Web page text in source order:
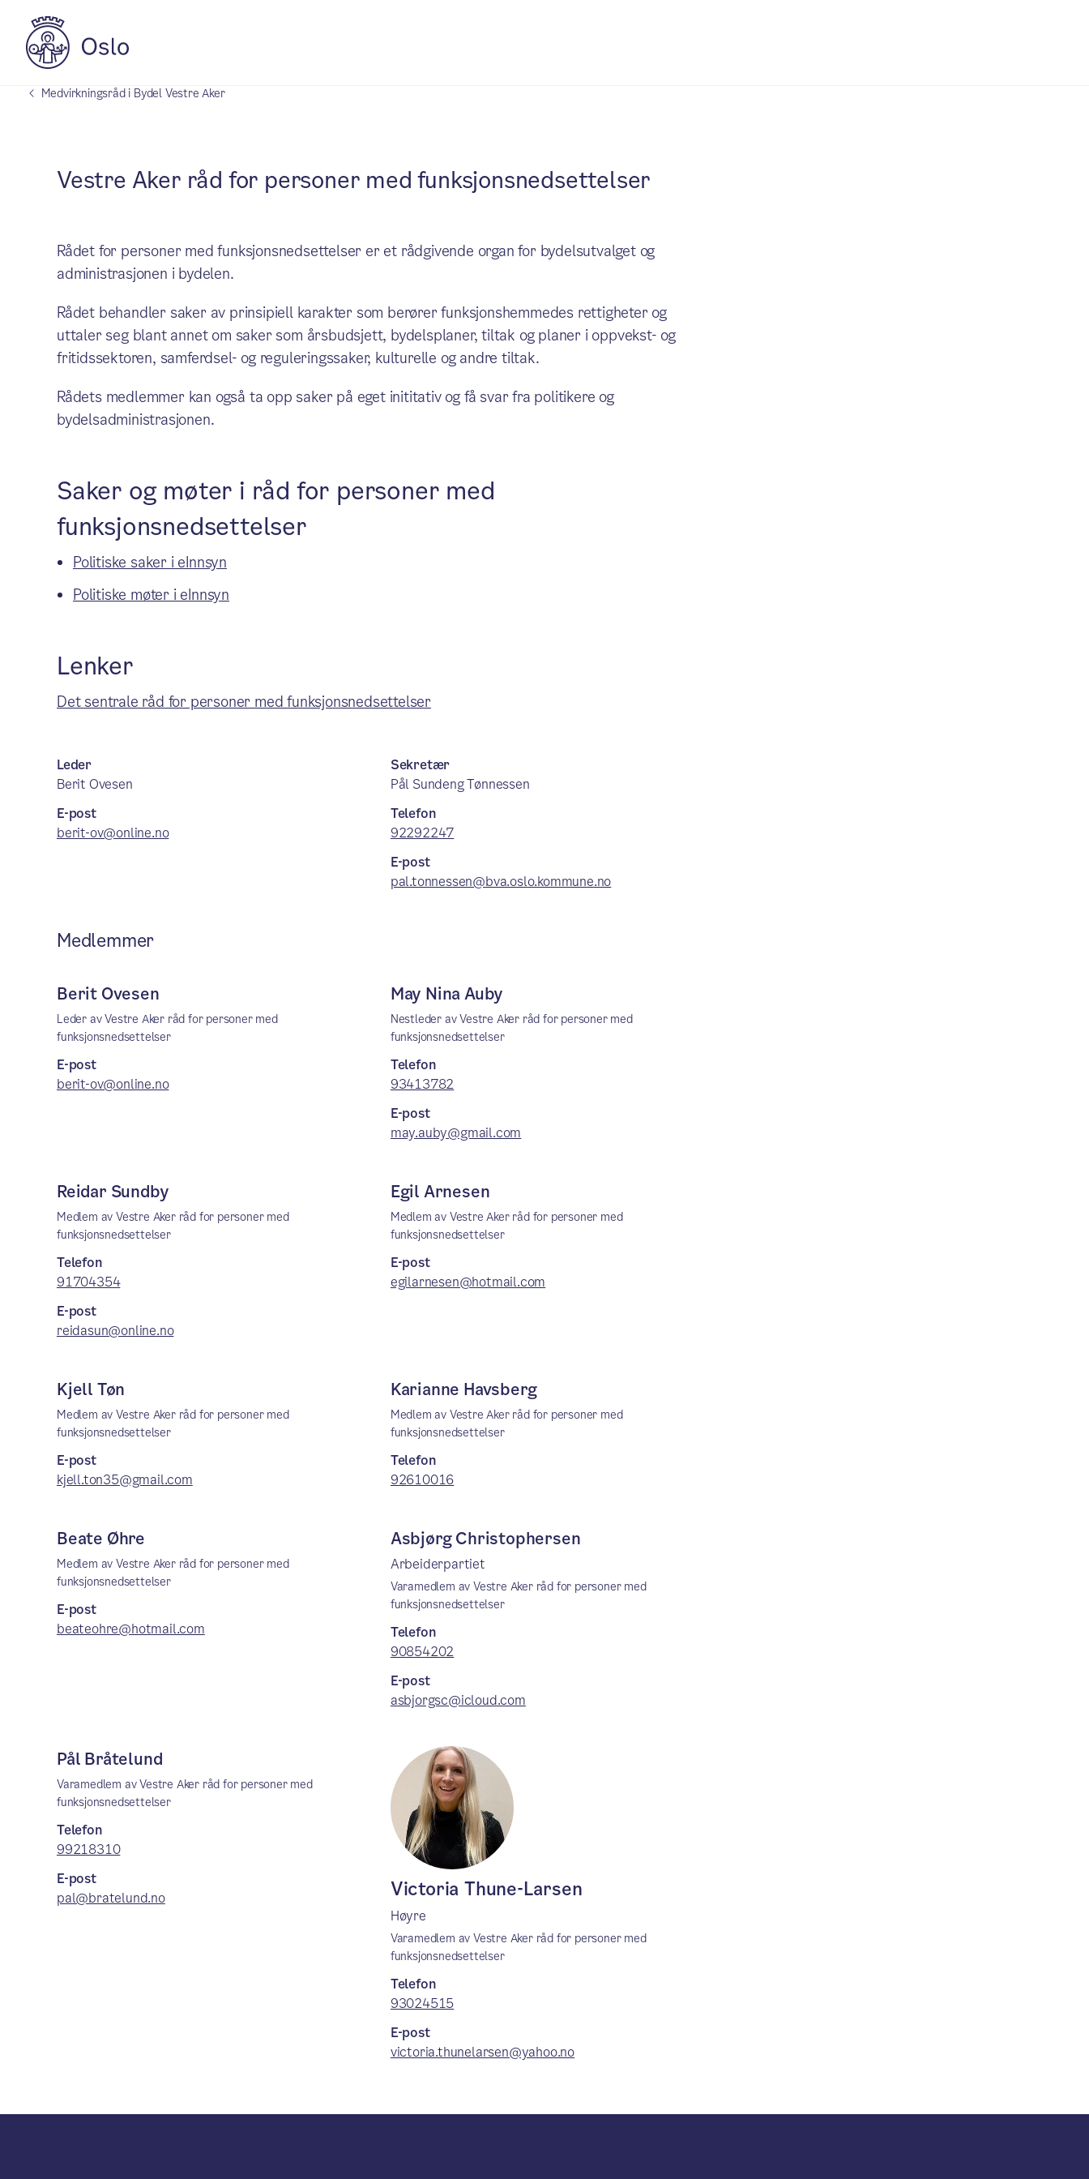
Medvirkningsråd i Bydel Vestre Aker
Vestre Aker råd for personer med funksjonsnedsettelser
Rådet for personer med funksjonsnedsettelser er et rådgivende organ for bydelsutvalget og
administrasjonen i bydelen.
Rådet behandler saker av prinsipiell karakter som berører funksjonshemmedes rettigheter og
uttaler seg blant annet om saker som årsbudsjett, bydelsplaner, tiltak og planer i oppvekst- og
fritidssektoren, samferdsel- og reguleringssaker, kulturelle og andre tiltak.
Rådets medlemmer kan også ta opp saker på eget inititativ og få svar fra politikere og
bydelsadministrasjonen.
Saker og møter i råd for personer med
funksjonsnedsettelser
Politiske saker i eInnsyn
Politiske møter i eInnsyn
Lenker
Det sentrale råd for personer med funksjonsnedsettelser
Leder
Berit Ovesen
E-post
berit-ov@online.no
Sekretær
Pål Sundeng Tønnessen
Telefon
92292247
E-post
pal.tonnessen@bva.oslo.kommune.no
Medlemmer
Berit Ovesen
Leder av Vestre Aker råd for personer med
funksjonsnedsettelser
E-post
berit-ov@online.no
May Nina Auby
Nestleder av Vestre Aker råd for personer med
funksjonsnedsettelser
Telefon
93413782
E-post
may.auby@gmail.com
Reidar Sundby
Medlem av Vestre Aker råd for personer med
funksjonsnedsettelser
Telefon
91704354
E-post
reidasun@online.no
Egil Arnesen
Medlem av Vestre Aker råd for personer med
funksjonsnedsettelser
E-post
egilarnesen@hotmail.com
Kjell Tøn
Medlem av Vestre Aker råd for personer med
funksjonsnedsettelser
E-post
kjell.ton35@gmail.com
Karianne Havsberg
Medlem av Vestre Aker råd for personer med
funksjonsnedsettelser
Telefon
92610016
Beate Øhre
Medlem av Vestre Aker råd for personer med
funksjonsnedsettelser
E-post
beateohre@hotmail.com
Asbjørg Christophersen
Arbeiderpartiet
Varamedlem av Vestre Aker råd for personer med
funksjonsnedsettelser
Telefon
90854202
E-post
asbjorgsc@icloud.com
Pål Bråtelund
Varamedlem av Vestre Aker råd for personer med
funksjonsnedsettelser
Telefon
99218310
E-post
pal@bratelund.no
Victoria Thune-Larsen
Høyre
Varamedlem av Vestre Aker råd for personer med
funksjonsnedsettelser
Telefon
93024515
E-post
victoria.thunelarsen@yahoo.no